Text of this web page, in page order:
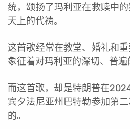
统，颂扬了玛利亚在救赎中
天上的代祷。
这首歌经常在教堂、婚礼和重
象征着对玛利亚的深切、普遍
而这首歌，却是特朗普在
宾夕法尼亚州巴特勒参加第
的。